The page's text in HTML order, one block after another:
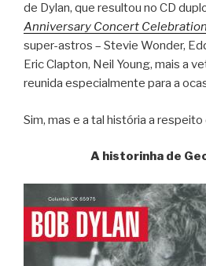
de Dylan, que resultou no CD
Anniversary Concert Celebration
super-astros – Stevie Wonder,
Eric Clapton, Neil Young, mais a
reunida especialmente para a
Sim, mas e a tal história a
A historinha de